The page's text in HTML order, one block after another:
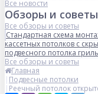
Все новости
Обзоры и советы
Все обзоры и советы
Стандартная схема
кассетных потолков с
подвесного потолка
Все обзоры и советы
Главная
Подвесные потолки
Реечный потолок